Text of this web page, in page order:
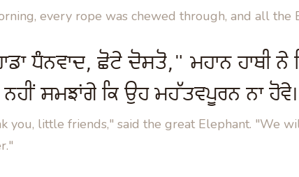
every rope was chewed through, and all the
ਧੰਨਵਾਦ, ਛੋਟੇ ਦੋਸਤੋ," ਮਹਾਨ ਹਾਥੀ ਨੇ
ਨਹੀਂ ਸਮਝਾਂਗੇ ਕਿ ਉਹ ਮਹੱਤਵਪੂਰਨ ਨਾ
you, little friends," said the great Elephant. "We